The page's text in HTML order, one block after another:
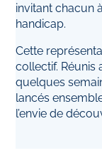
invitant chacun
handicap.
Cette
collectif. Réunis
quelques
lancés
l’envie de